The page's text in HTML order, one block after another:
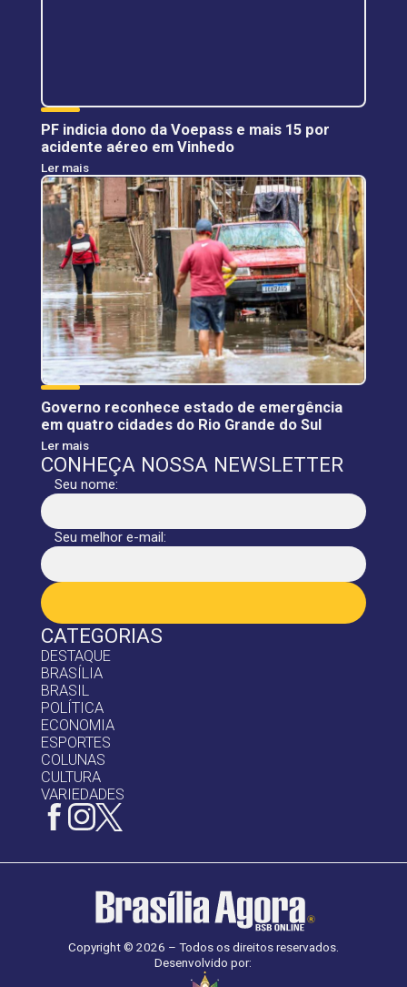
CATEGORIAS
DESTAQUE
BRASÍLIA
BRASIL
POLÍTICA
ECONOMIA
ESPORTES
COLUNAS
CULTURA
VARIEDADES
PF indicia dono da Voepass e mais 15 por
acidente aéreo em Vinhedo
Ler mais
Governo reconhece estado de emergência
em quatro cidades do Rio Grande do Sul
Ler mais
CONHEÇA NOSSA NEWSLETTER
Seu nome:
Seu melhor e-mail:
Copyright © 2026 – Todos os direitos reservados.
Desenvolvido por: